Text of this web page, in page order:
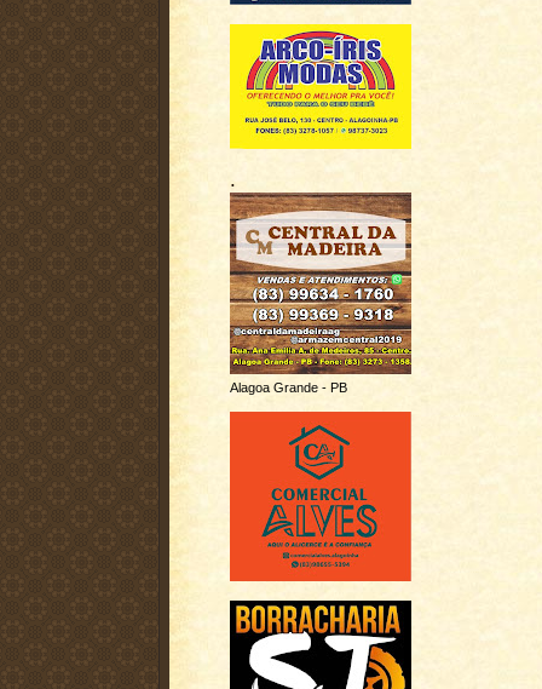
.
Alagoa Grande - PB